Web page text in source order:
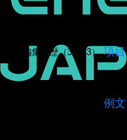
項目の編集履歴（34943） 項目
例文